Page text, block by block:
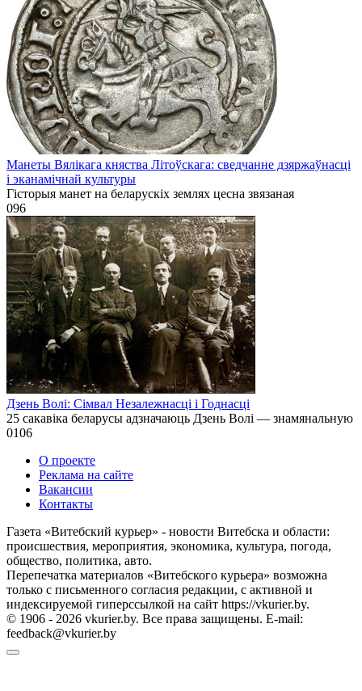
Манеты Вялікага княства Літоўскага: сведчанне дзяржаўнасці
і эканамічнай культуры
Гісторыя манет на беларускіх землях цесна звязаная
096
Дзень Волі: Сімвал Незалежнасці і Годнасці
25 сакавіка беларусы адзначаюць Дзень Волі — знамянальную
0106
О проекте
Реклама на сайте
Вакансии
Контакты
Газета «Витебский курьер» - новости Витебска и области:
происшествия, мероприятия, экономика, культура, погода,
общество, политика, авто.
Перепечатка материалов «Витебского курьера» возможна
только с письменного согласия редакции, с активной и
индексируемой гиперссылкой на сайт https://vkurier.by.
© 1906 - 2026 vkurier.by. Все права защищены. E-mail:
feedback@vkurier.by